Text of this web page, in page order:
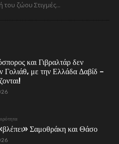
ζώου Στιγμές...
και Γιβραλτάρ δεν
Γολιάθ, με την Ελλάδα Δαβίδ –
Σαμοθράκη και Θάσο